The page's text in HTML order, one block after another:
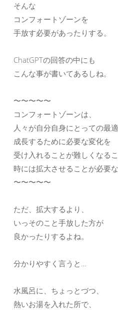
そんな
コンフォートゾーンを
手放す必要があったりする。
ChatGPTの回答の中にも
こんな事が書いてあるしね。
〜〜〜〜〜
コンフォートゾーンは、
人々が自分自身にとっての最
成長するために必要な変化を
受け入れることが難しくなる
時には拡大させることが必要
〜〜〜〜〜
ただ、拡大するより、
いっそのこと手放した方が
良かったりするよね。
分かりやすく言うと…
水風呂に、ちょっとづつ、
熱いお湯を入れた所で、